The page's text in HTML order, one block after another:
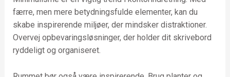
færre, men mere betydningsfulde elementer, kan du
skabe inspirerende miljøer, der mindsker distraktioner.
Overvej opbevaringsløsninger, der holder dit skrivebord
ryddeligt og organiseret.